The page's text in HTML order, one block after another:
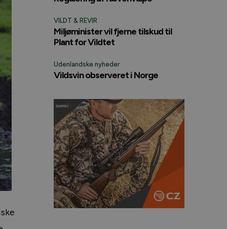
VILDT & REVIR
Miljøminister vil fjerne tilskud til
Plant for Vildtet
Udenlandske nyheder
Vildsvin observeret i Norge